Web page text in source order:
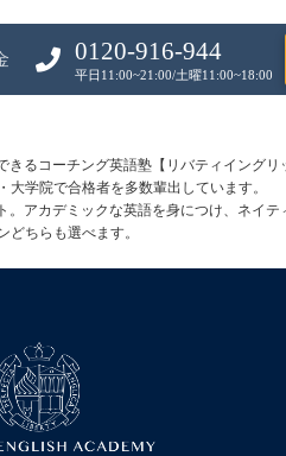
0120-916-944
平日11:00~21:00/土曜11:00~18:00
るコーチング英語塾【リバティイングリ
大学院で合格者を多数輩出しています。
アカデミックな英語を身につけ、ネイ
どちらも選べます。